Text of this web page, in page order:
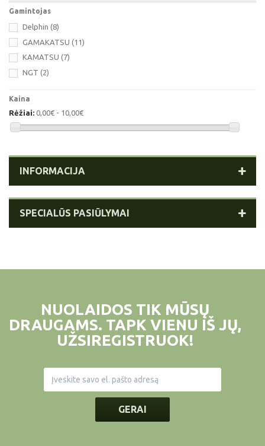
Gamintojas
Delphin (8)
GAMAKATSU (11)
KAMATSU (7)
NGT (2)
Kaina
Rėžiai: 0,00€ - 10,00€
INFORMACIJA
SPECIALŪS PASIŪLYMAI
NUOLAIDOS TIK MŪSŲ
DRAUGAMS. TAPK VIENU IŠ JŲ,
UŽSIREGISTRUOK!
GERAI